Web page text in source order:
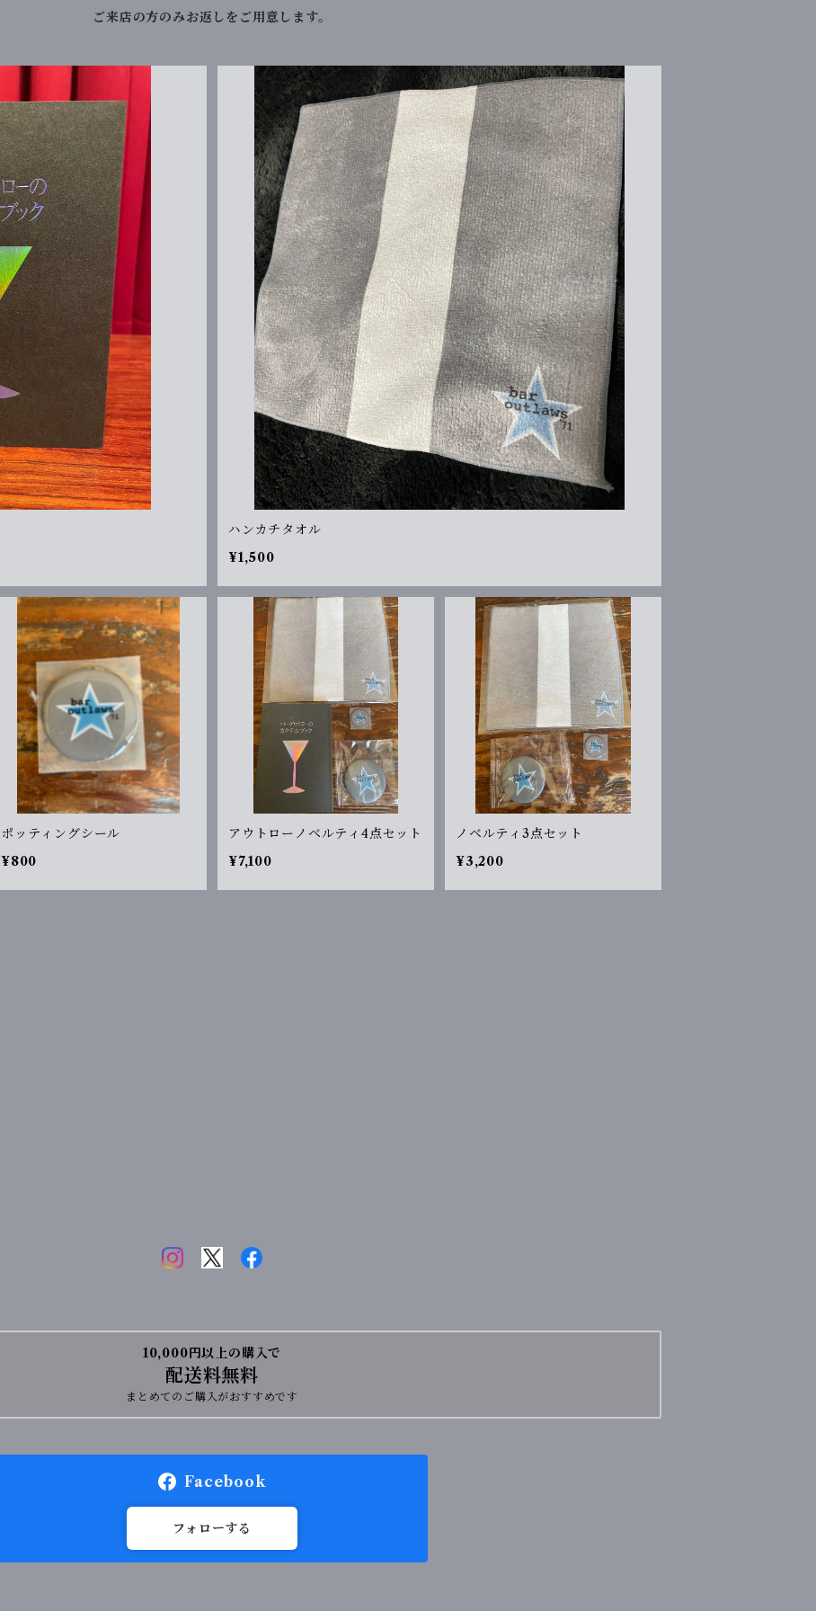
ご来店の方のみお返しをご用意します。
ハンカチタオル
¥1,500
ポッティングシール
¥800
アウトローノベルティ4点セット
¥7,100
ノベルティ3点セット
¥3,200
10,000円以上の購入で
配送料無料
まとめてのご購入がおすすめです
Facebook
フォローする